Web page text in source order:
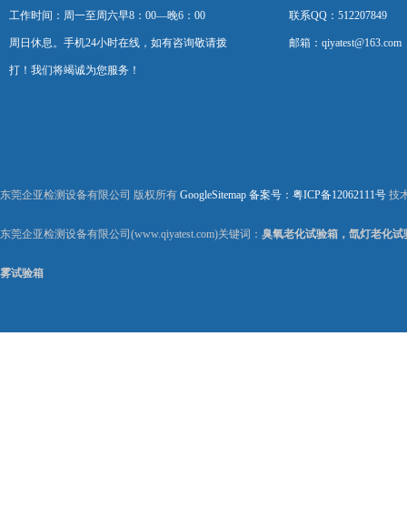
工作时间：周一至周六早8：00—晚6：00
周日休息。手机24小时在线，如有咨询敬请拨
打！我们将竭诚为您服务！
联系QQ：512207849
邮箱：qiyatest@163.com
东莞企亚检测设备有限公司 版权所有 GoogleSitemap 备案号：粤ICP备12062111号 技
东莞企亚检测设备有限公司(www.qiyatest.com)关键词： 臭氧老化试验箱，氙灯老化
雾试验箱